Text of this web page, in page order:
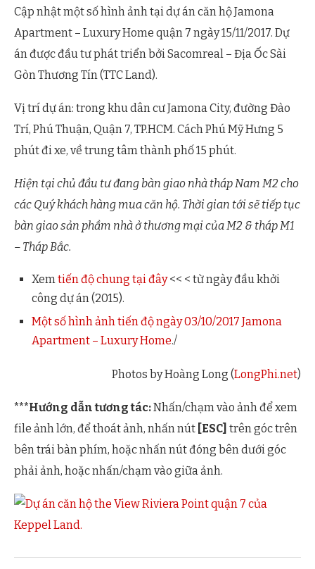
Cập nhật một số hình ảnh tại dự án căn hộ Jamona
Apartment – Luxury Home quận 7 ngày 15/11/2017. Dự
án được đầu tư phát triển bởi Sacomreal – Địa Ốc Sài
Gòn Thương Tín (TTC Land).
Vị trí dự án: trong khu dân cư Jamona City, đường Đào
Trí, Phú Thuận, Quận 7, TP.HCM. Cách Phú Mỹ Hưng 5
phút đi xe, về trung tâm thành phố 15 phút.
Hiện tại chủ đầu tư đang bàn giao nhà tháp Nam M2 cho
các Quý khách hàng mua căn hộ. Thời gian tới sẽ tiếp tục
bàn giao sản phầm nhà ở thương mại của M2 & tháp M1
– Tháp Bắc.
Xemtiến độ chung tại đây<< < từ ngày đầu khởi
công dự án (2015).
Một số hình ảnh tiến độ ngày 03/10/2017 Jamona
Apartment – Luxury Home./
Photos by Hoàng Long (LongPhi.net)
***Hướng dẫn tương tác:Nhấn/chạm vào ảnh để xem
file ảnh lớn, để thoát ảnh, nhấn nút [ESC] trên góc trên
bên trái bàn phím, hoặc nhấn nút đóng bên dưới góc
phải ảnh, hoặc nhấn/chạm vào giữa ảnh.